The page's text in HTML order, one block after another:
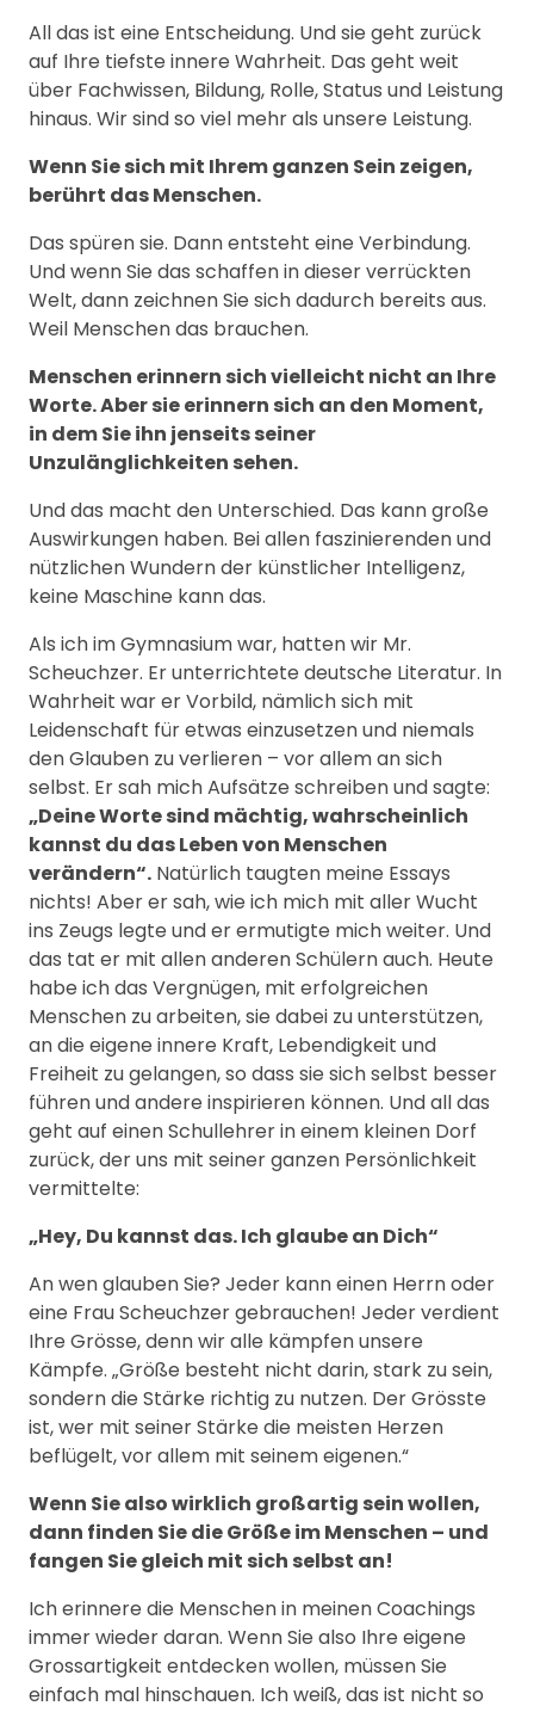
All das ist eine Entscheidung. Und sie geht zurück
auf Ihre tiefste innere Wahrheit. Das geht weit
über Fachwissen, Bildung, Rolle, Status und Leistung
hinaus. Wir sind so viel mehr als unsere Leistung.
Wenn Sie sich mit Ihrem ganzen Sein zeigen,
berührt das Menschen.
Das spüren sie. Dann entsteht eine Verbindung.
Und wenn Sie das schaffen in dieser verrückten
Welt, dann zeichnen Sie sich dadurch bereits aus.
Weil Menschen das brauchen.
Menschen erinnern sich vielleicht nicht an Ihre
Worte. Aber sie erinnern sich an den Moment,
in dem Sie ihn jenseits seiner
Unzulänglichkeiten sehen.
Und das macht den Unterschied. Das kann große
Auswirkungen haben. Bei allen faszinierenden und
nützlichen Wundern der künstlicher Intelligenz,
keine Maschine kann das.
Als ich im Gymnasium war, hatten wir Mr.
Scheuchzer. Er unterrichtete deutsche Literatur. In
Wahrheit war er Vorbild, nämlich sich mit
Leidenschaft für etwas einzusetzen und niemals
den Glauben zu verlieren – vor allem an sich
selbst. Er sah mich Aufsätze schreiben und sagte:
„Deine Worte sind mächtig, wahrscheinlich
kannst du das Leben von Menschen
verändern“. Natürlich taugten meine Essays
nichts! Aber er sah, wie ich mich mit aller Wucht
ins Zeugs legte und er ermutigte mich weiter. Und
das tat er mit allen anderen Schülern auch. Heute
habe ich das Vergnügen, mit erfolgreichen
Menschen zu arbeiten, sie dabei zu unterstützen,
an die eigene innere Kraft, Lebendigkeit und
Freiheit zu gelangen, so dass sie sich selbst besser
führen und andere inspirieren können. Und all das
geht auf einen Schullehrer in einem kleinen Dorf
zurück, der uns mit seiner ganzen Persönlichkeit
vermittelte:
„Hey, Du kannst das. Ich glaube an Dich“
An wen glauben Sie? Jeder kann einen Herrn oder
eine Frau Scheuchzer gebrauchen! Jeder verdient
Ihre Grösse, denn wir alle kämpfen unsere
Kämpfe. „Größe besteht nicht darin, stark zu sein,
sondern die Stärke richtig zu nutzen. Der Grösste
ist, wer mit seiner Stärke die meisten Herzen
beflügelt, vor allem mit seinem eigenen.“
Wenn Sie also wirklich großartig sein wollen,
dann finden Sie die Größe im Menschen – und
fangen Sie gleich mit sich selbst an!
Ich erinnere die Menschen in meinen Coachings
immer wieder daran. Wenn Sie also Ihre eigene
Grossartigkeit entdecken wollen, müssen Sie
einfach mal hinschauen. Ich weiß, das ist nicht so